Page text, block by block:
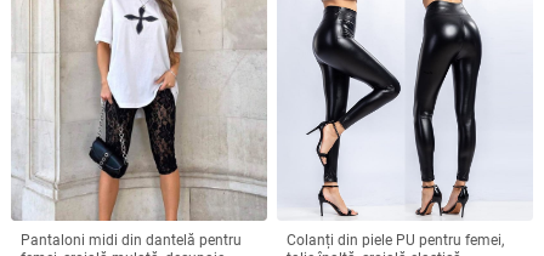
Pantaloni midi din dantelă pentru
Colanți din piele PU pentru femei,